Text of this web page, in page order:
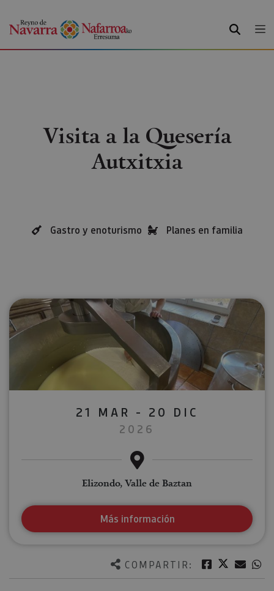
BUSCAR
Visita a la Quesería
Autxitxia
Gastro y enoturismo Planes en familia
COMPARTIR: Facebook
Twitter
21 MAR - 20 DIC
2026
Elizondo, Valle de Baztan
Más información